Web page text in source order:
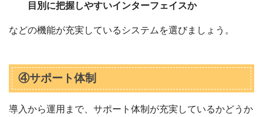
目別に把握しやすいインターフェイスか
などの機能が充実しているシステムを選びましょう。
④サポート体制
導入から運用まで、サポート体制が充実しているかどうか